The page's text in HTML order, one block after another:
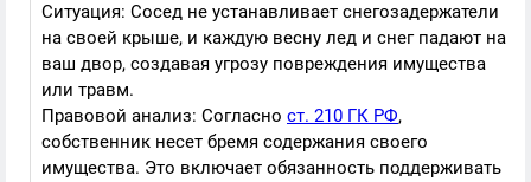
Ситуация: Сосед не устанавливает снегозадержатели
на своей крыше, и каждую весну лед и снег падают на
ваш двор, создавая угрозу повреждения имущества
или травм.
Правовой анализ: Согласно ст. 210 ГК РФ,
собственник несет бремя содержания своего
имущества. Это включает обязанность поддерживать